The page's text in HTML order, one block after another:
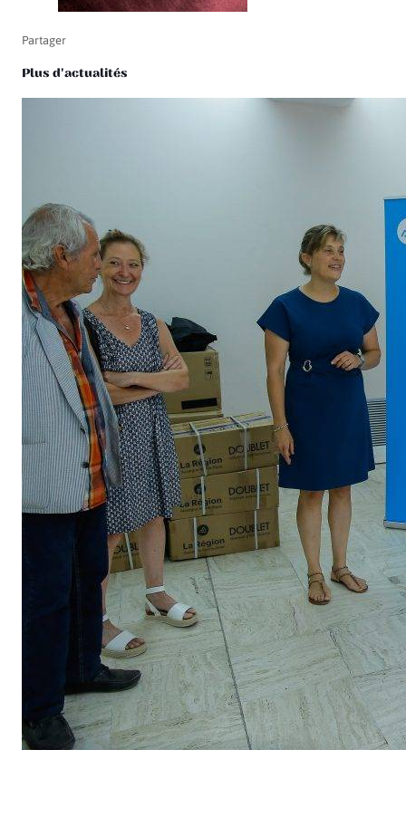
Partager
Plus d'actualités